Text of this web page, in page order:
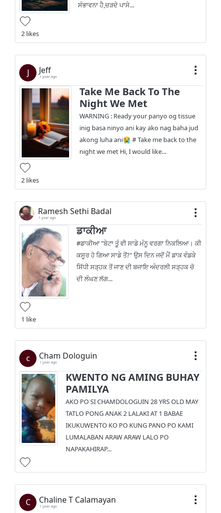
ਸੰਭਾਵਨਾ ਹੈ,ਚੜਦੇ ਪਾਸੇ...
2 likes
J Jeff
1 year ago
Take Me Back To The
Night We Met
WARNING : Ready your panyo og tissue
inig basa ninyo ani kay ako nag baha jud
akong luha ani😭 # Take me back to the
night we met Hi, I would like...
2 likes
Ramesh Sethi Badal
1 year ago
ਡਾਕੀਆ
#ਡਾਕੀਆ "ਬੇਟਾ ਤੂੰ ਵੀ ਸਾਡੇ ਮੰਨੂ ਵਰਗਾ ਨਿਕਲਿਆ। ਕੀ
ਕਸੂਰ ਹੋ ਗਿਆ ਸਾਡੇ ਤੋਂ?" ਉਸ ਦਿਨ ਜਦੋਂ ਮੈਂ ਡਾਕ ਵੰਡਕੇ
ਸਿੱਧੀ ਸੜ੍ਹਕ ਤੋਂ ਜਾਣ ਦੀ ਬਜਾਇ ਅੰਦਰਲੀ ਸੜ੍ਹਕ ਚੋ
ਦੀ ਲੰਘਣ ਲੱਗ...
1 like
c Cham Dologuin
1 year ago
KWENTO NG AMING BUHAY
PAMILYA
AKO PO SI CHAMDOLOGUIN 28 YRS OLD MAY
TATLO PONG ANAK 2 LALAKI AT 1 BABAE
IKUKUWENTO KO PO KUNG PANO PO KAMI
LUMALABAN ARAW ARAW LALO PO
NAPAKAHIRAP...
C Chaline T Calamayan
1 year ago